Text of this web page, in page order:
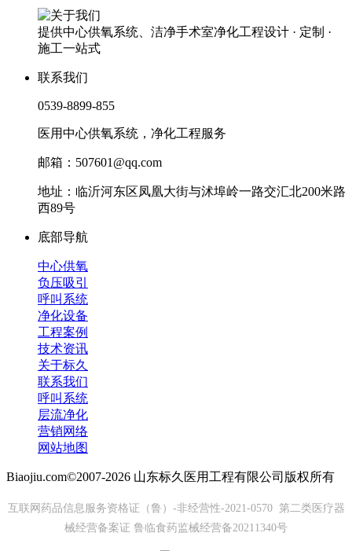
提供中心供氧系统、洁净手术室净化工程设计 · 定制 ·
施工一站式
联系我们
0539-8899-855
医用中心供氧系统，净化工程服务
邮箱：507601@qq.com
地址：临沂河东区凤凰大街与沭埠岭一路交汇北200米路
西89号
底部导航
中心供氧
负压吸引
呼叫系统
净化设备
工程案例
技术资讯
关于标久
联系我们
呼叫系统
层流净化
营销网络
网站地图
Biaojiu.com©2007-2026 山东标久医用工程有限公司版权所有
互联网药品信息服务资格证（鲁）-非经营性-2021-0570 第二类医疗器
械经营备案证 鲁临食药监械经营备20211340号